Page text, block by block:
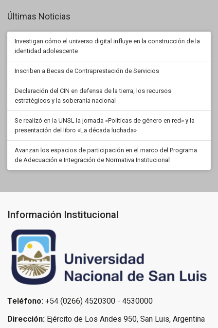
Últimas Noticias
Investigan cómo el universo digital influye en la construcción de la
identidad adolescente
Inscriben a Becas de Contraprestación de Servicios
Declaración del CIN en defensa de la tierra, los recursos
estratégicos y la soberanía nacional
Se realizó en la UNSL la jornada «Políticas de género en red» y la
presentación del libro «La década luchada»
Avanzan los espacios de participación en el marco del Programa
de Adecuación e Integración de Normativa Institucional
Información Institucional
Teléfono: +54 (0266) 4520300 - 4530000
Dirección: Ejército de Los Andes 950, San Luis, Argentina